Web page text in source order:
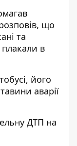
що
та
в
його
аварії
ДТП на